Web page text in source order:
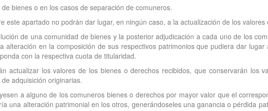
bienes o en los casos de separación de comuneros.
este apartado no podrán dar lugar, en ningún caso, a la actualización de los valores
de una comunidad de bienes y la posterior adjudicación a cada uno de los
alteración en la composición de sus respectivos patrimonios que pudiera dar
con la respectiva cuota de titularidad.
actualizar los valores de los bienes o derechos recibidos, que conservarán los
adquisición originarias.
a alguno de los comuneros bienes o derechos por mayor valor que el
una alteración patrimonial en los otros, generándoseles una ganancia o pérdida